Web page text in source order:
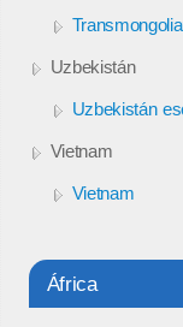
Uzbekistán
Uzbekistán
Vietnam
Vietnam
África